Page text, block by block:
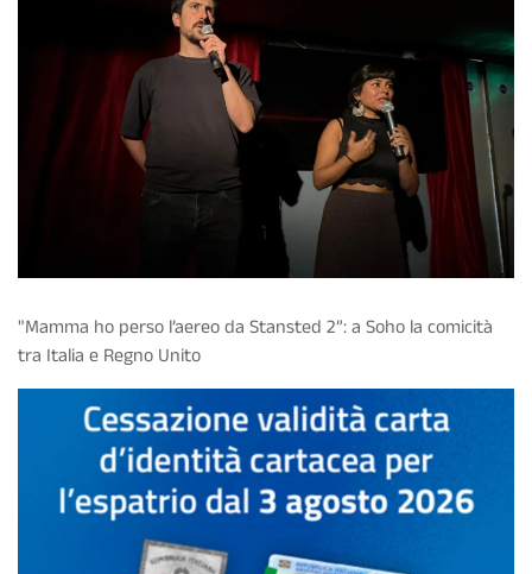
"Mamma ho perso l’aereo da Stansted 2”: a Soho la comicità
tra Italia e Regno Unito